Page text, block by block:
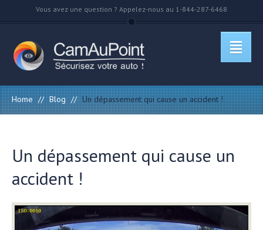
Vous avez une question ? Appelez-nous au 1-844-287-6468
Home // Blog // Un dépassement qui cause un accident !
Un dépassement qui cause un
accident !